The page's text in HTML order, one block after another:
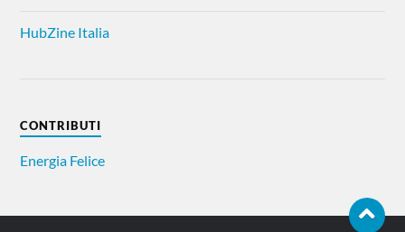
HubZine Italia
CONTRIBUTI
Energia Felice